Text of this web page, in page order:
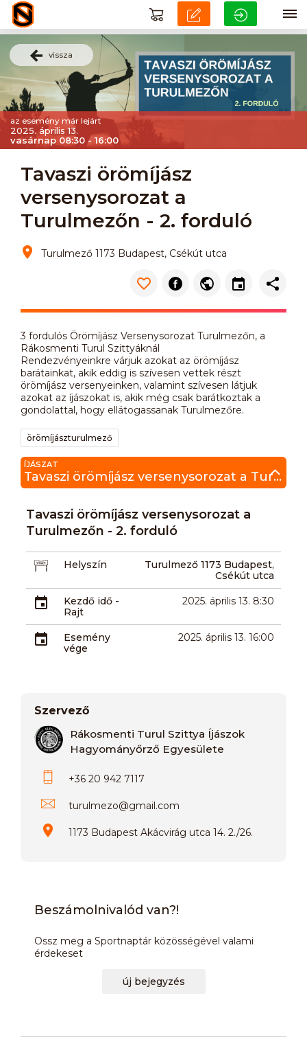
vissza
az esemény már lejárt
2025. április 13.
vasárnap 08:30 - 16:00
Tavaszi örömíjász
versenysorozat a
Turulmezőn - 2. forduló
Turulmező 1173 Budapest, Csékút utca
3 fordulós Örömíjász Versenysorozat Turulmezőn, a
Rákosmenti Turul Szittyáknál
Rendezvényeinkre várjuk azokat az örömíjász
barátainkat, akik eddig is szívesen vettek részt
örömíjász versenyeinken, valamint szívesen látjuk
azokat az íjászokat is, akik még csak barátkoztak a
gondolattal, hogy ellátogassanak Turulmezőre.
örömíjászturulmező
ÍJÁSZAT
Tavaszi örömíjász versenysorozat a Turulmezőn - 2. forduló
Tavaszi örömíjász versenysorozat a
Turulmezőn - 2. forduló
Helyszín
Turulmező 1173 Budapest,
Csékút utca
Kezdő idő -
Rajt
2025. április 13. 8:30
Esemény
vége
2025. április 13. 16:00
Szervező
Rákosmenti Turul Szittya Íjászok
Hagyományőrző Egyesülete
+36 20 942 7117
turulmezo@gmail.com
1173 Budapest Akácvirág utca 14. 2./26.
Beszámolnivalód van?!
Ossz meg a Sportnaptár közösségével valami
érdekeset
új bejegyzés